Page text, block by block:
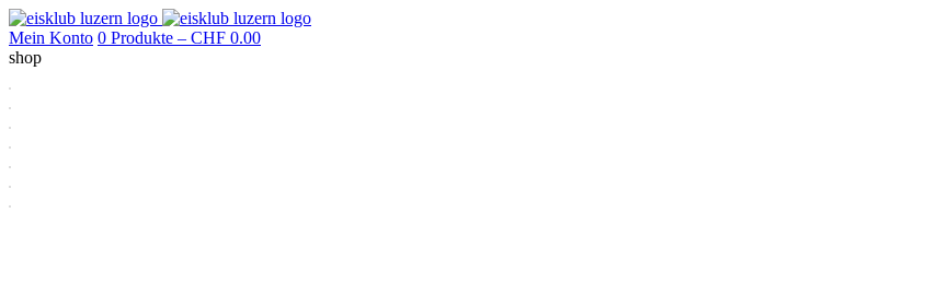
Mein Konto 0 Produkte – CHF 0.00
shop